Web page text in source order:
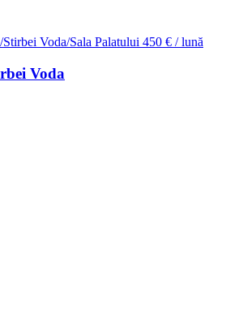
Voda/Sala Palatului 450 € / lună
Voda